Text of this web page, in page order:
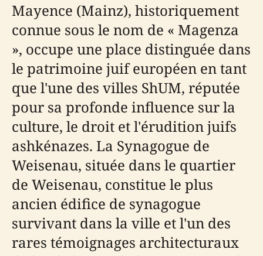
Mayence (Mainz), historiquement
connue sous le nom de « Magenza
», occupe une place distinguée dans
le patrimoine juif européen en tant
que l'une des villes ShUM, réputée
pour sa profonde influence sur la
culture, le droit et l'érudition juifs
ashkénazes. La Synagogue de
Weisenau, située dans le quartier
de Weisenau, constitue le plus
ancien édifice de synagogue
survivant dans la ville et l'un des
rares témoignages architecturaux